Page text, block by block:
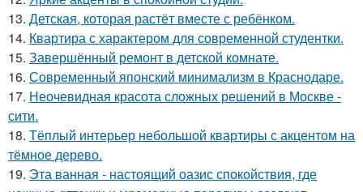
13. Детская, которая растёт вместе с ребёнком.
14. Квартира с характером для современной студентки.
15. Завершённый ремонт в детской комнате.
16. Современный японский минимализм в Краснодаре.
17. Неочевидная красота сложных решений в Москве -
сити.
18. Тёплый интерьер небольшой квартиры с акцентом на
тёмное дерево.
19. Эта ванная - настоящий оазис спокойствия, где